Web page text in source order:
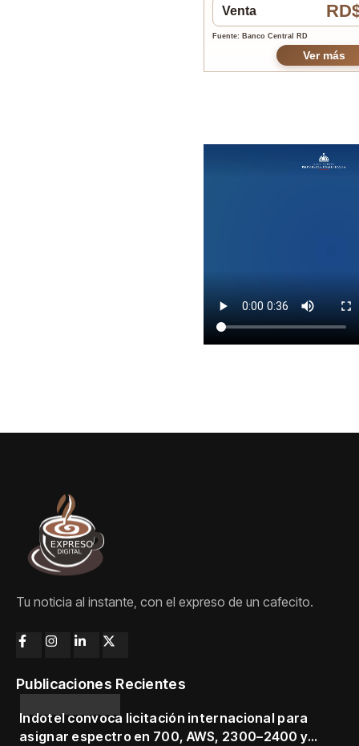
Venta
Fuente: Banco Central RD
Ver más
Tu noticia al instante, con el expreso de un cafecito.
Publicaciones Recientes
Indotel convoca licitación internacional para
asignar espectro en 700, AWS, 2300–2400 y